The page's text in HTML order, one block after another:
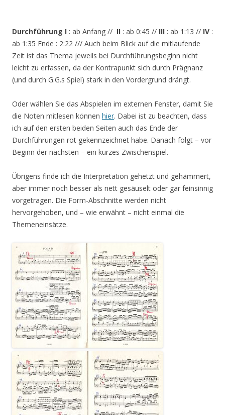
Durchführung I : ab Anfang // II : ab 0:45 // III : ab 1:13 // IV :
ab 1:35 Ende : 2:22 /// Auch beim Blick auf die mitlaufende
Zeit ist das Thema jeweils bei Durchführungsbeginn nicht
leicht zu erfassen, da der Kontrapunkt sich durch Prägnanz
(und durch G.G.s Spiel) stark in den Vordergrund drängt.
Oder wählen Sie das Abspielen im externen Fenster, damit Sie
die Noten mitlesen können hier. Dabei ist zu beachten, dass
ich auf den ersten beiden Seiten auch das Ende der
Durchführungen rot gekennzeichnet habe. Danach folgt – vor
Beginn der nächsten – ein kurzes Zwischenspiel.
Übrigens finde ich die Interpretation gehetzt und gehämmert,
aber immer noch besser als nett gesäuselt oder gar feinsinnig
vorgetragen. Die Form-Abschnitte werden nicht
hervorgehoben, und – wie erwähnt – nicht einmal die
Themeneinsätze.